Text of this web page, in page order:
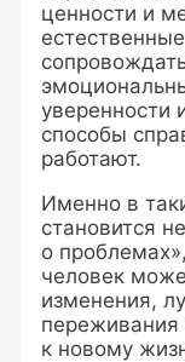
ценности и
способы
работают.
Именно в
становится
о
человек
изменения,
переживания
к новому